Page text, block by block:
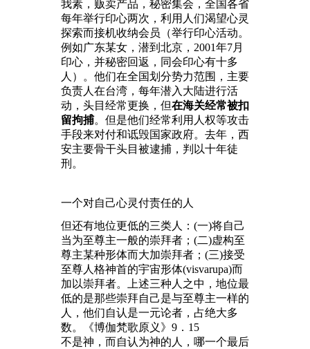
我素，贩卖产品，秘密集会，全国各省
每年举行印心两次，利用人们渴望心灵
探索而接机收纳会员（举行印心活动。
例如广东某女，潜到北京，2001年7月
印心，并秘密回返，同会印心有十多
人）。他们在全国划分势力范围，主要
负责人在台湾，每年潜入大陆进行活
动，头目经常更换，但在海关经常被扣
留拘捕。但是他们经常利用人权等攻击
手段来对付和诋毁国家政府。去年，西
安主要骨干头目被逮捕，判以十年徒
刑。
一个对自己心灵付责任的人
但还有地位更低的三类人：(一)将自己
当为至尊主一般的崇拜者；(二)虚构至
尊主某种形体而大加崇拜者；(三)接受
至尊人格神首的宇宙形体(visvarupa)而
加以崇拜者。上述三种人之中，地位最
低的是那些崇拜自己是与至尊主一样的
人，他们自认是一元论者，占绝大多
数。《博伽梵歌原义》9．15
不是神，而自认为神的人，哪一个最后